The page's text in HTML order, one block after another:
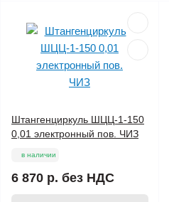
Штангенциркуль ШЦЦ-1-150
0,01 электронный пов. ЧИЗ
в наличии
6 870 р. без НДС